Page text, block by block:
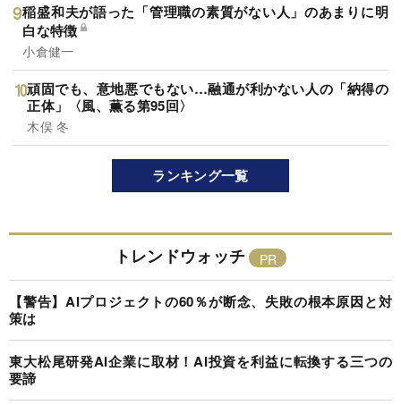
稲盛和夫が語った「管理職の素質がない人」のあまりに明
白な特徴
小倉健一
頑固でも、意地悪でもない…融通が利かない人の「納得の
正体」〈風、薫る第95回〉
木俣 冬
ランキング一覧
トレンドウォッチ
【警告】AIプロジェクトの60％が断念、失敗の根本原因と対
策は
東大松尾研発AI企業に取材！AI投資を利益に転換する三つの
要諦